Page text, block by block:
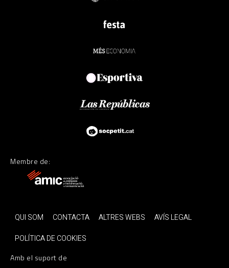
Membre de:
QUI SOM CONTACTA ALTRES WEBS
AVÍS LEGAL
POLÍTICA DE COOKIES
Amb el suport de